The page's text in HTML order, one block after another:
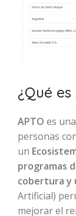
¿Qué es
APTO es
personas
un
programas
cobertura y
Artificial)
mejorar el